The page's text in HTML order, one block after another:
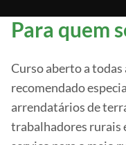
Para quem
Curso aberto a todas
recomendado
arrendatários de
trabalhadores rurais